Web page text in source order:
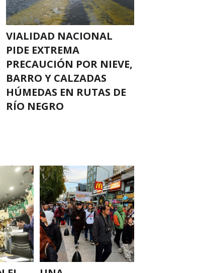
VIALIDAD NACIONAL
PIDE EXTREMA
PRECAUCIÓN POR NIEVE,
BARRO Y CALZADAS
HÚMEDAS EN RUTAS DE
RÍO NEGRO